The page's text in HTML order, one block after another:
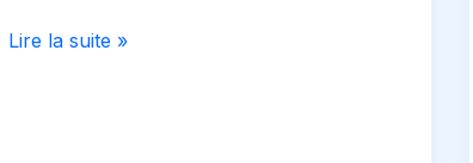
Article
Lire la suite »